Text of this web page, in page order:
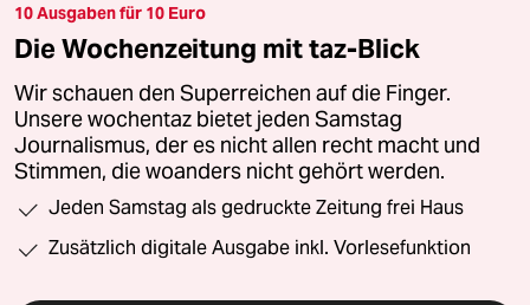
10 Ausgaben für 10 Euro
Die Wochenzeitung mit taz-Blick
Wir schauen den Superreichen auf die Finger.
Unsere wochentaz bietet jeden Samstag
Journalismus, der es nicht allen recht macht und
Stimmen, die woanders nicht gehört werden.
Jeden Samstag als gedruckte Zeitung frei Haus
Zusätzlich digitale Ausgabe inkl. Vorlesefunktion